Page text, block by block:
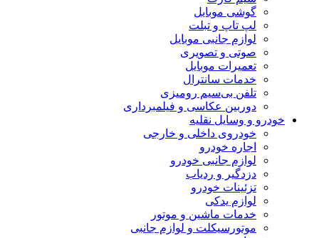
گوشی موبایل
لپ تاپ و تبلت
لوازم جانبی موبایل
صوتی و تصویری
تعمیرات موبایل
خدمات سانترال
تلفن بی‌سیم رومیزی
دوربین عکاسی و فیلمبرداری
خودرو و وسایل نقلیه
خودروی داخلی و خارجی
اجاره خودرو
لوازم جانبی خودرو
دزدگیر و ردیاب
تزئینات خودرو
لوازم یدکی
خدمات ماشین و موتور
موتورسیکلت و لوازم جانبی